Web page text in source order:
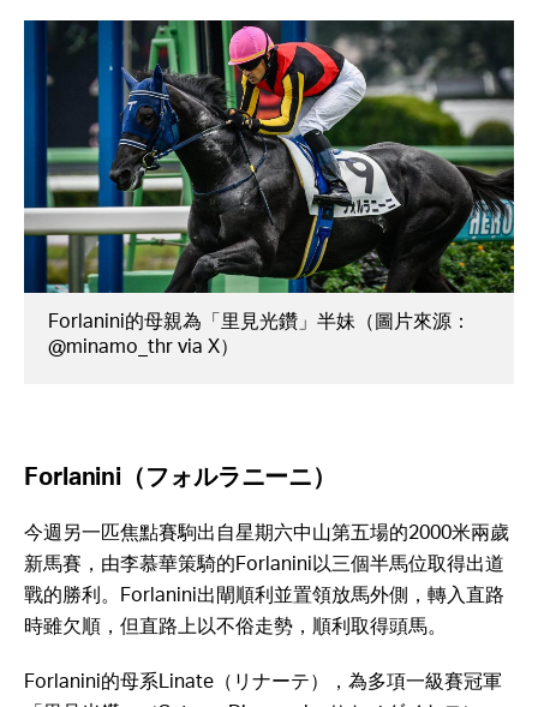
Forlanini的母親為「里見光鑽」半妹（圖片來源：
@minamo_thr via X）
Forlanini（フォルラニーニ）
今週另一匹焦點賽駒出自星期六中山第五場的2000米兩歲
新馬賽，由李慕華策騎的Forlanini以三個半馬位取得出道
戰的勝利。Forlanini出閘順利並置領放馬外側，轉入直路
時雖欠順，但直路上以不俗走勢，順利取得頭馬。
Forlanini的母系Linate（リナーテ），為多項一級賽冠軍